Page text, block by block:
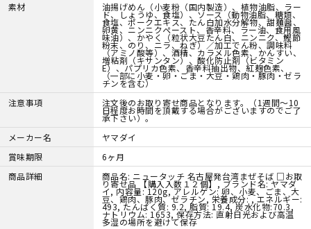
素材
油揚げめん（小麦粉（国内製造）、植物油脂、ラー
ド、しょうゆ、食塩）、ソース（動物油脂、糖類、
食塩、ポークエキス、たん白加水分解物、甜麺醤、
卵黄、ニンニクペースト、香辛料、ラー油、食用風
味油）、かやく（粒状大豆たん白、ニンニク、鰹節
粉末、のり、ニラ、ねぎ）／加工でん粉、調味料
（アミノ酸等）、酒精、カラメル色素、かんすい、
増粘剤（キサンタン）、酸化防止剤（ビタミン
E）、パプリカ色素、香辛料抽出物、紅麹色素、
（一部に小麦・卵・ごま・大豆・鶏肉・豚肉・ゼラ
チンを含む）
注意事項
注文後のお取り寄せ商品となります。（1週間～10
日程度お時間を頂戴する場合がございますのでご了
承下さい）。
メーカー名
ヤマダイ
賞味期限
6ヶ月
商品詳細
商品名: ニュータッチ 名古屋発台湾まぜそば □お取
り寄せ品 【購入入数１２個】, ブランド名: ヤマダ
イ, 内容量: 120g, アレルゲン: 卵、小麦、ごま、大
豆、鶏肉、豚肉、ゼラチン, 栄養成分: , エネルギー:
493, たんぱく質: 9.2, 脂質: 19.4, 炭水化物:70.3,
ナトリウム: 1653, 保存方法: 直射日光および高温
多湿の場所を避けて保存